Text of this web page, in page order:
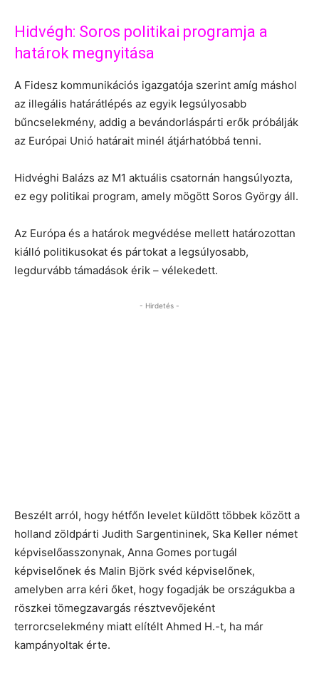
Hidvégh: Soros politikai programja a
határok megnyitása
A Fidesz kommunikációs igazgatója szerint amíg máshol
az illegális határátlépés az egyik legsúlyosabb
bűncselekmény, addig a bevándorláspárti erők próbálják
az Európai Unió határait minél átjárhatóbbá tenni.
Hidvéghi Balázs az M1 aktuális csatornán hangsúlyozta,
ez egy politikai program, amely mögött Soros György áll.
Az Európa és a határok megvédése mellett határozottan
kiálló politikusokat és pártokat a legsúlyosabb,
legdurvább támadások érik – vélekedett.
- Hirdetés -
Beszélt arról, hogy hétfőn levelet küldött többek között a
holland zöldpárti Judith Sargentininek, Ska Keller német
képviselőasszonynak, Anna Gomes portugál
képviselőnek és Malin Björk svéd képviselőnek,
amelyben arra kéri őket, hogy fogadják be országukba a
röszkei tömegzavargás résztvevőjeként
terrorcselekmény miatt elítélt Ahmed H.-t, ha már
kampányoltak érte.